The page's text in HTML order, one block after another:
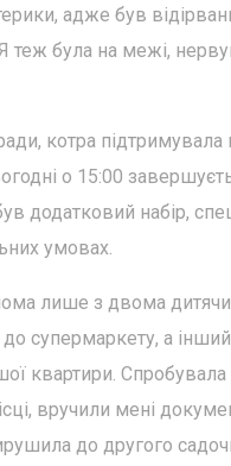
адже був
була на межі,
котра підтримувала
о 15:00
додатковий набір,
умовах.
лише з двома
до супермаркету, а
квартири. Спробувала
вручили мені
до другого